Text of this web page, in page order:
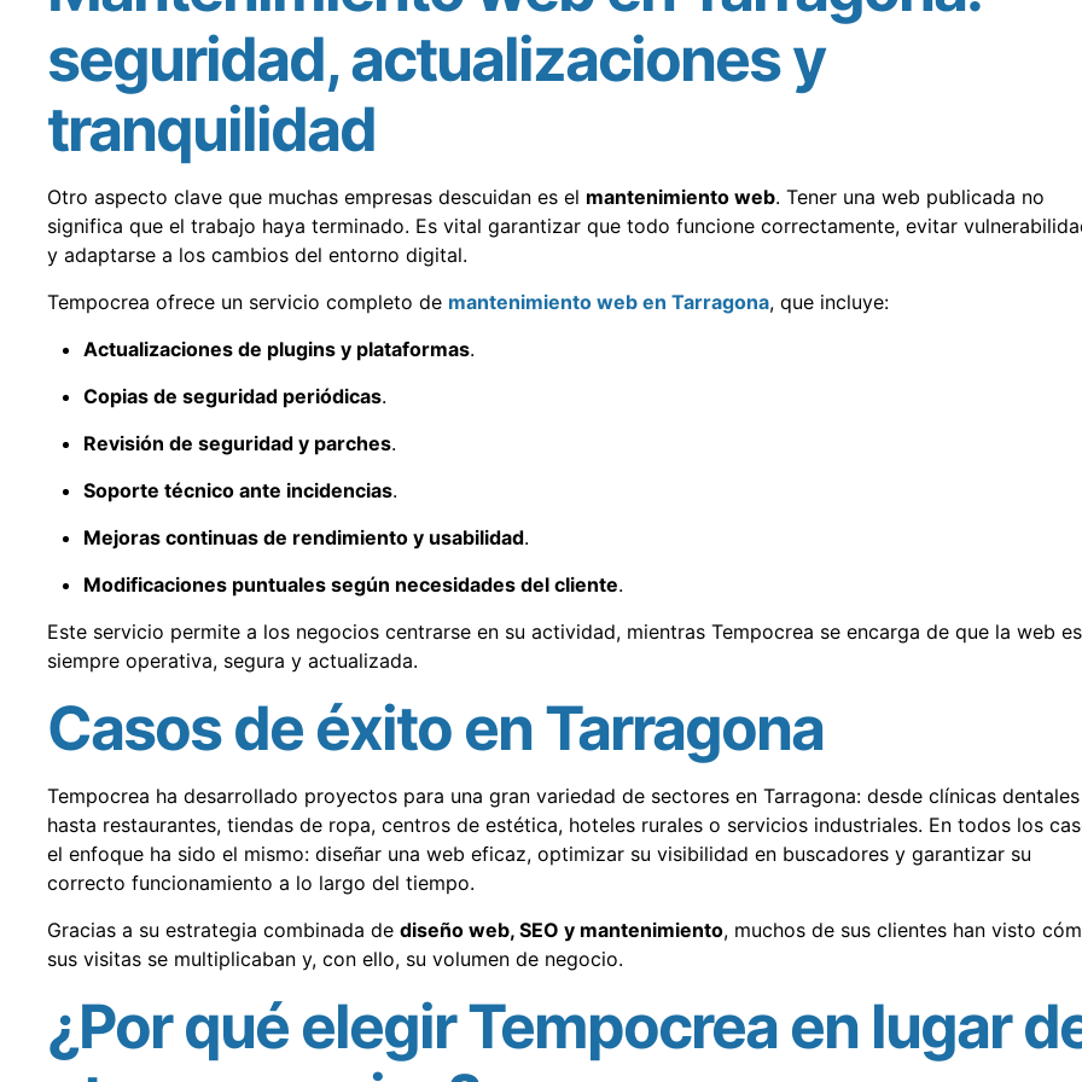
seguridad, actualizaciones y
tranquilidad
Otro aspecto clave que muchas empresas descuidan es el mantenimiento web. Tener una web publicada no
significa que el trabajo haya terminado. Es vital garantizar que todo funcione correctamente, evitar
y adaptarse a los cambios del entorno digital.
Tempocrea ofrece un servicio completo de mantenimiento web en Tarragona, que incluye:
Actualizaciones de plugins y plataformas.
Copias de seguridad periódicas.
Revisión de seguridad y parches.
Soporte técnico ante incidencias.
Mejoras continuas de rendimiento y usabilidad.
Modificaciones puntuales según necesidades del cliente.
Este servicio permite a los negocios centrarse en su actividad, mientras Tempocrea se encarga de que la web
siempre operativa, segura y actualizada.
Casos de éxito en Tarragona
Tempocrea ha desarrollado proyectos para una gran variedad de sectores en Tarragona: desde clínicas dentales
hasta restaurantes, tiendas de ropa, centros de estética, hoteles rurales o servicios industriales. En todos los
el enfoque ha sido el mismo: diseñar una web eficaz, optimizar su visibilidad en buscadores y garantizar su
correcto funcionamiento a lo largo del tiempo.
Gracias a su estrategia combinada de diseño web, SEO y mantenimiento, muchos de sus clientes han visto
sus visitas se multiplicaban y, con ello, su volumen de negocio.
¿Por qué elegir Tempocrea en lugar